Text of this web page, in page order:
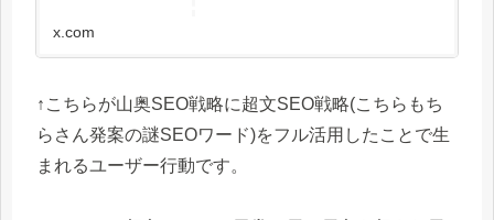
x.com
↑こちらが山奥SEO戦略に超文SEO戦略(こちらもち
らさん発案の謎SEOワード)をフル活用したことで生
まれるユーザー行動です。